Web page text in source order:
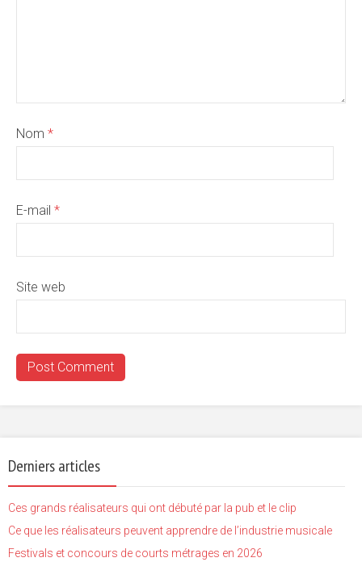
Nom *
E-mail *
Site web
Derniers articles
Ces grands réalisateurs qui ont débuté par la pub et le clip
Ce que les réalisateurs peuvent apprendre de l’industrie musicale
Festivals et concours de courts métrages en 2026